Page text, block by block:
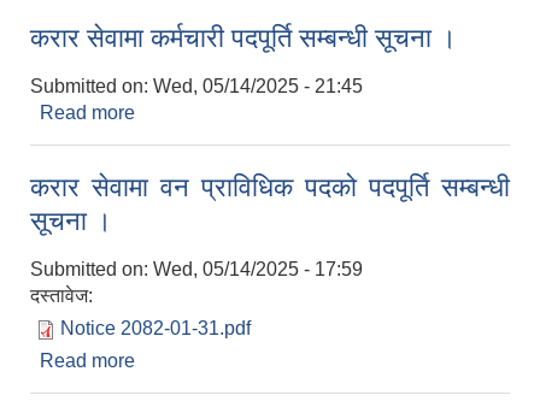
करार सेवामा कर्मचारी पदपूर्ति सम्बन्धी सूचना ।
Submitted on: Wed, 05/14/2025 - 21:45
Read more
करार सेवामा वन प्राविधिक पदको पदपूर्ति सम्बन्धी
सूचना ।
Submitted on: Wed, 05/14/2025 - 17:59
दस्तावेज:
Notice 2082-01-31.pdf
Read more